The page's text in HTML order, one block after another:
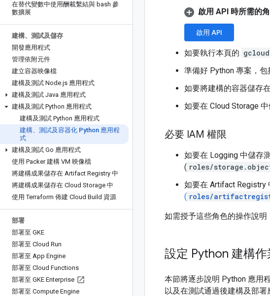
在替代變數中使用酬載繫結與 bash 參
數擴展
建構、測試及儲存
開發應用程式
管理依附元件
建立容器映像檔
建構及測試 Node.js 應用程式
建構及測試 Java 應用程式
建構及測試 Python 應用程式
建構及測試 Python 應用程式
建構、測試及容器化 Python 應用程
式
建構及測試 Go 應用程式
使用 Packer 建構 VM 映像檔
將建構成果儲存在 Artifact Registry 中
將建構成果儲存在 Cloud Storage 中
使用 Terraform 佈建 Cloud Build 資源
部署
部署至 GKE
部署至 Cloud Run
部署至 App Engine
部署至 Cloud Functions
部署至 GKE Enterprise
部署至 Compute Engine
啟用 API 時所需的
啟用 API
如要執行本頁的 gcloud
準備好 Python 專案，包
如要將建構的容器儲存
如要在 Cloud Storage
必要 IAM 權限
如要在 Logging 中儲存
( roles/
如要在 Artifact Registry
( roles/
如需授予這些角色的操作說明
設定 Python 建構作
本節將逐步說明 Python 應用
以及在測試通過後建構及部署